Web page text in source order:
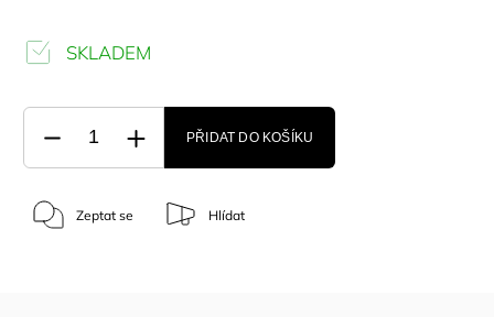
SKLADEM
PŘIDAT DO KOŠÍKU
Zeptat se Hlídat